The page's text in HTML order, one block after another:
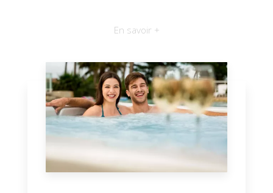
En savoir +